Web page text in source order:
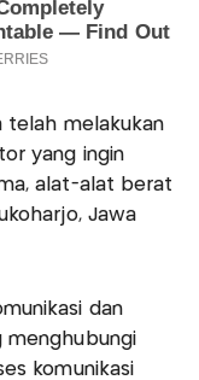
telah melakukan
yang ingin
alat-alat berat
Jawa
dan
menghubungi
komunikasi